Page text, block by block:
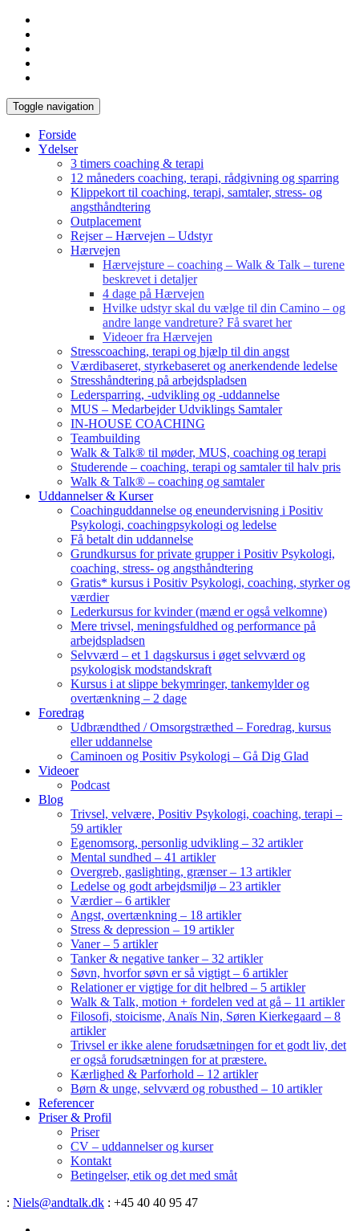
Toggle navigation
Forside
Ydelser
3 timers coaching & terapi
12 måneders coaching, terapi, rådgivning og sparring
Klippekort til coaching, terapi, samtaler, stress- og
angsthåndtering
Outplacement
Rejser – Hærvejen – Udstyr
Hærvejen
Hærvejsture – coaching – Walk & Talk – turene
beskrevet i detaljer
4 dage på Hærvejen
Hvilke udstyr skal du vælge til din Camino – og
andre lange vandreture? Få svaret her
Videoer fra Hærvejen
Stresscoaching, terapi og hjælp til din angst
Værdibaseret, styrkebaseret og anerkendende ledelse
Stresshåndtering på arbejdspladsen
Ledersparring, -udvikling og -uddannelse
MUS – Medarbejder Udviklings Samtaler
IN-HOUSE COACHING
Teambuilding
Walk & Talk® til møder, MUS, coaching og terapi
Studerende – coaching, terapi og samtaler til halv pris
Walk & Talk® – coaching og samtaler
Uddannelser & Kurser
Coachinguddannelse og eneundervisning i Positiv
Psykologi, coachingpsykologi og ledelse
Få betalt din uddannelse
Grundkursus for private grupper i Positiv Psykologi,
coaching, stress- og angsthåndtering
Gratis* kursus i Positiv Psykologi, coaching, styrker og
værdier
Lederkursus for kvinder (mænd er også velkomne)
Mere trivsel, meningsfuldhed og performance på
arbejdspladsen
Selvværd – et 1 dagskursus i øget selvværd og
psykologisk modstandskraft
Kursus i at slippe bekymringer, tankemylder og
overtænkning – 2 dage
Foredrag
Udbrændthed / Omsorgstræthed – Foredrag, kursus
eller uddannelse
Caminoen og Positiv Psykologi – Gå Dig Glad
Videoer
Podcast
Blog
Trivsel, velvære, Positiv Psykologi, coaching, terapi –
59 artikler
Egenomsorg, personlig udvikling – 32 artikler
Mental sundhed – 41 artikler
Overgreb, gaslighting, grænser – 13 artikler
Ledelse og godt arbejdsmiljø – 23 artikler
Værdier – 6 artikler
Angst, overtænkning – 18 artikler
Stress & depression – 19 artikler
Vaner – 5 artikler
Tanker & negative tanker – 32 artikler
Søvn, hvorfor søvn er så vigtigt – 6 artikler
Relationer er vigtige for dit helbred – 5 artikler
Walk & Talk, motion + fordelen ved at gå – 11 artikler
Filosofi, stoicisme, Anaïs Nin, Søren Kierkegaard – 8
artikler
Trivsel er ikke alene forudsætningen for et godt liv, det
er også forudsætningen for at præstere.
Kærlighed & Parforhold – 12 artikler
Børn & unge, selvværd og robusthed – 10 artikler
Referencer
Priser & Profil
Priser
CV – uddannelser og kurser
Kontakt
Betingelser, etik og det med småt
: Niels@andtalk.dk : +45 40 40 95 47